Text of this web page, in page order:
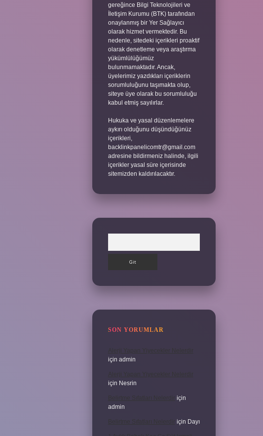
gereğince Bilgi Teknolojileri ve
İletişim Kurumu (BTK) tarafından
onaylanmış bir Yer Sağlayıcı
olarak hizmet vermektedir. Bu
nedenle, sitedeki içerikleri proaktif
olarak denetleme veya araştırma
yükümlülüğümüz
bulunmamaktadır. Ancak,
üyelerimiz yazdıkları içeriklerin
sorumluluğunu taşımakta olup,
siteye üye olarak bu sorumluluğu
kabul etmiş sayılırlar.
Hukuka ve yasal düzenlemelere
aykırı olduğunu düşündüğünüz
içerikleri,
backlinkpanelicomtr@gmail.com
adresine bildirmeniz halinde, ilgili
içerikler yasal süre içerisinde
sitemizden kaldırılacaktır.
SON YORUMLAR
Alerji Yapan Yiyecekler Nelerdir
için admin
Alerji Yapan Yiyecekler Nelerdir
için Nesrin
Belirtme Sıfatları Nelerdir için
admin
Belirtme Sıfatları Nelerdir için Dayı